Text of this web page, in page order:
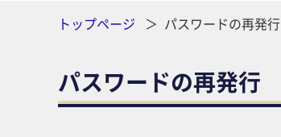
トップページ
パスワードの再発行
パスワードの再発行